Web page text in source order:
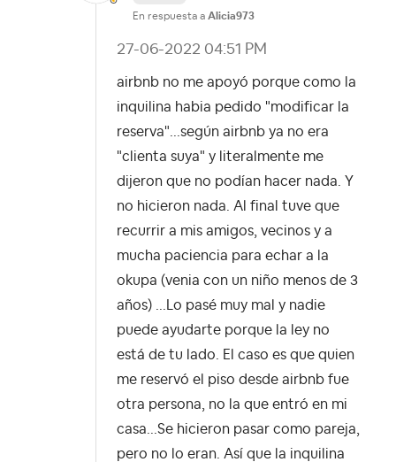
En respuesta a Alicia973
‎27-06-2022 04:51 PM
airbnb no me apoyó porque como la
inquilina habia pedido "modificar la
reserva"...según airbnb ya no era
"clienta suya" y literalmente me
dijeron que no podían hacer nada. Y
no hicieron nada. Al final tuve que
recurrir a mis amigos, vecinos y a
mucha paciencia para echar a la
okupa (venia con un niño menos de 3
años) ...Lo pasé muy mal y nadie
puede ayudarte porque la ley no
está de tu lado. El caso es que quien
me reservó el piso desde airbnb fue
otra persona, no la que entró en mi
casa...Se hicieron pasar como pareja,
pero no lo eran. Así que la inquilina